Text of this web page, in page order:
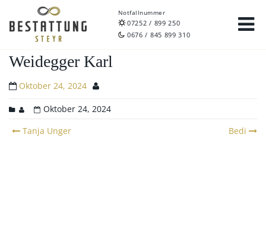
Notfallnummer
07252 / 899 250
0676 / 845 899 310
Weidegger Karl
Oktober 24, 2024
Oktober 24, 2024
Post
Tanja Unger Bedi